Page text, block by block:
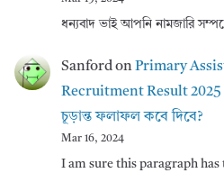
ধন্যবাদ ভাই আপনি নামজারি
SanfordonPrimary
Recruitment Result 2025
চূড়ান্ত ফলাফল কবে দিবে?
Mar 16, 2024
I am sure this paragraph